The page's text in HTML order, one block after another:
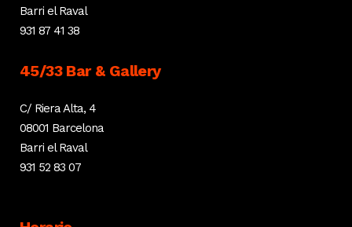
Barri el Raval
931 87 41 38
45/33 Bar & Gallery
C/ Riera Alta, 4
08001 Barcelona
Barri el Raval
931 52 83 07